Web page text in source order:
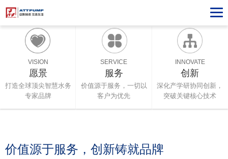
VISION
愿景
打造全球顶尖智慧水务
专家品牌
SERVICE
服务
价值源于服务，一切以
客户为优先
INNOVATE
创新
深化产学研协同创新，
突破关键核心技术
价值源于服务，创新铸就品牌